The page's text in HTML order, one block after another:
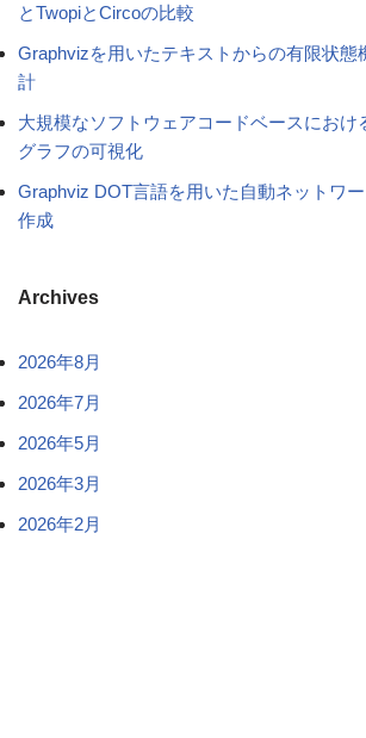
とTwopiとCircoの比較
Graphvizを用いたテキストからの有限状態
計
大規模なソフトウェアコードベースにおけ
グラフの可視化
Graphviz DOT言語を用いた自動ネットワ
作成
Archives
2026年8月
2026年7月
2026年5月
2026年3月
2026年2月